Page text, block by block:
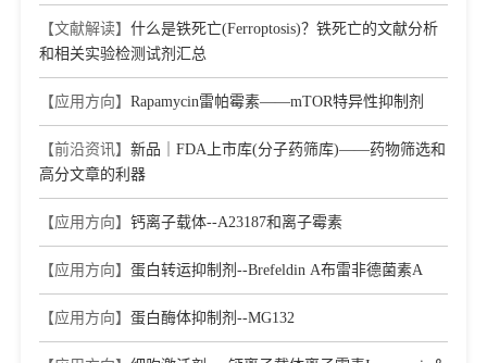
【文献解读】 什么是铁死亡(Ferroptosis)？铁死亡的文献分析
和相关实验检测试剂汇总
【应用方向】 Rapamycin雷帕霉素——mTOR特异性抑制剂
【前沿资讯】 新品｜FDA上市库(分子药筛库)——药物筛选和
高分文章的利器
【应用方向】 钙离子载体--A23187和离子霉素
【应用方向】 蛋白转运抑制剂--Brefeldin A布雷非德菌素A
【应用方向】 蛋白酶体抑制剂--MG132